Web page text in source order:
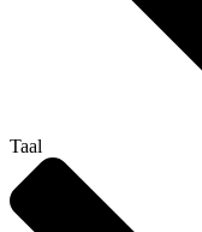
Taal